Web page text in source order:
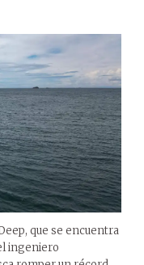
que se encuentra
ingeniero